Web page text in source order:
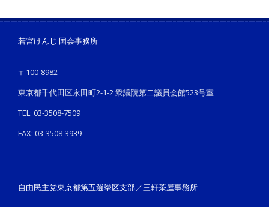
若宮けんじ 国会事務所
〒100-8982
東京都千代田区永田町2-1-2 衆議院第二議員会館523号室
TEL: 03-3508-7509
FAX: 03-3508-3939
自由民主党東京都第五選挙区支部／三軒茶屋事務所